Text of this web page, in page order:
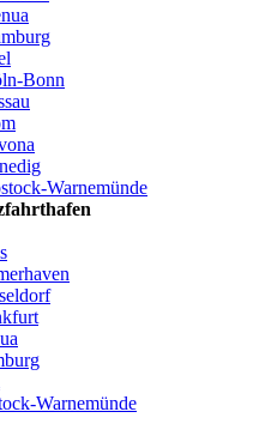
Bonn
Warnemünde
Warnemünde